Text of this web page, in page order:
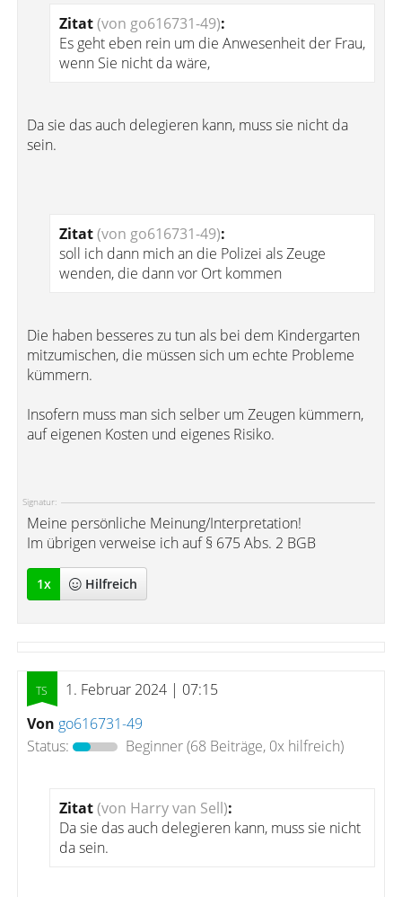
Zitat(von go616731-49):
Es geht eben rein um die Anwesenheit der Frau,
wenn Sie nicht da wäre,
Da sie das auch delegieren kann, muss sie nicht da
sein.
Zitat(von go616731-49):
soll ich dann mich an die Polizei als Zeuge
wenden, die dann vor Ort kommen
Die haben besseres zu tun als bei dem Kindergarten
mitzumischen, die müssen sich um echte Probleme
kümmern.
Insofern muss man sich selber um Zeugen kümmern,
auf eigenen Kosten und eigenes Risiko.
Signatur:
Meine persönliche Meinung/Interpretation!
Im übrigen verweise ich auf § 675 Abs. 2 BGB
1x Hilfreich
1. Februar 2024 | 07:15
Von go616731-49
Status:
Beginner(68 Beiträge, 0x hilfreich)
Zitat(von Harry van Sell):
Da sie das auch delegieren kann, muss sie nicht
da sein.